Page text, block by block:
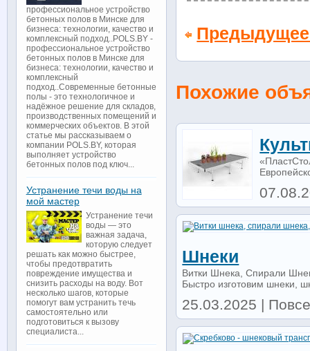
Похожие
Шнеки
Витки Шнека, Спирали
Быстро изготовим шнеки,
25.03.2025 |
профессиональное устройство
бетонных полов в Минске для
бизнеса: технологии, качество и
комплексный подход..POLS.BY -
профессиональное устройство
бетонных полов в Минске для
бизнеса: технологии, качество и
комплексный
подход..Современные бетонные
полы - это технологичное и
надёжное решение для складов,
производственных помещений и
коммерческих объектов. В этой
статье мы рассказываем о
компании POLS.BY, которая
выполняет устройство
бетонных полов под ключ...
Устранение течи воды на
мой мастер
Устранение течи
воды — это
важная задача,
которую следует
решать как можно быстрее,
чтобы предотвратить
повреждение имущества и
снизить расходы на воду. Вот
несколько шагов, которые
помогут вам устранить течь
самостоятельно или
подготовиться к вызову
специалиста...